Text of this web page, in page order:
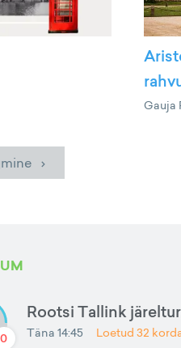
Gauja
›
0
Rootsi Tallink
Täna 14:45 Loetud 32